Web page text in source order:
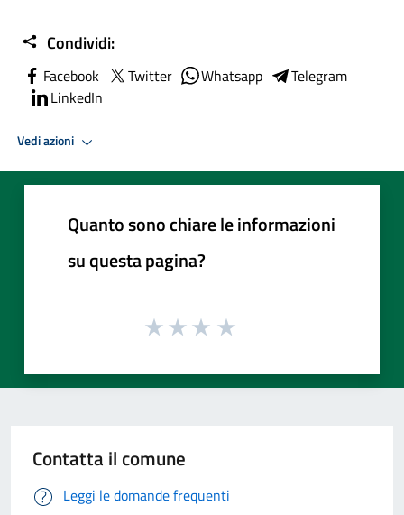
Condividi:
Facebook Twitter Whatsapp
Telegram
LinkedIn
Vedi azioni
Quanto sono chiare le informazioni
su questa pagina?
Contatta il comune
Leggi le domande frequenti